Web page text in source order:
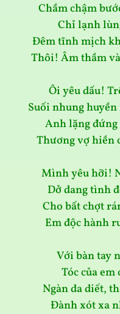
Chầm chậm
Chỉ lạnh
Đêm tĩnh mịch
Thôi! Âm thầm
Ôi yêu dấu!
Suối nhung
Anh lặng đứng
Thương vợ hiền
Mình yêu hỡi!
Dở dang tình
Cho bất chợt
Em độc hành
Với bàn tay
Tóc của
Ngàn da diết,
Đành xót xa